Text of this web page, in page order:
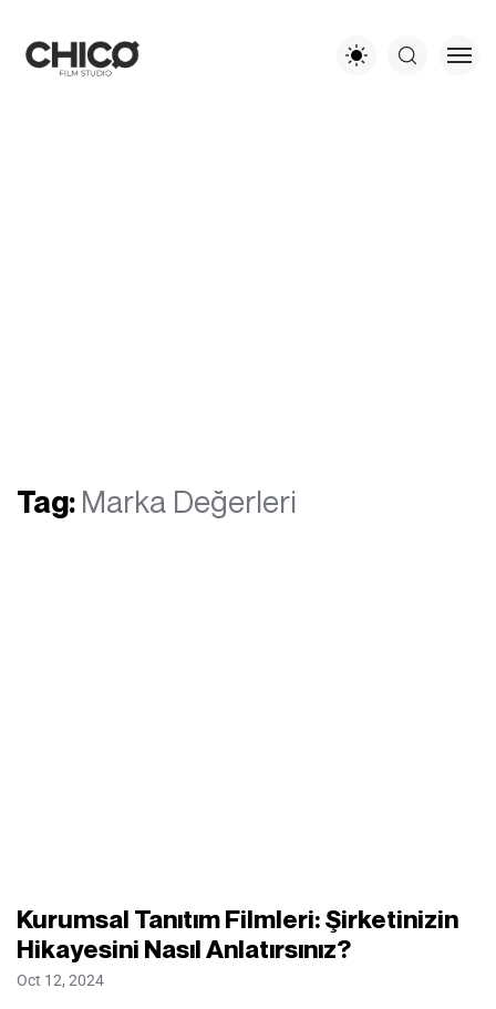
Tag: Marka Değerleri
Kurumsal Tanıtım Filmleri: Şirketinizin
Hikayesini Nasıl Anlatırsınız?
Oct 12, 2024